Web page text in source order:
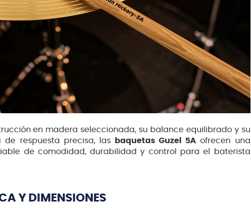
en madera seleccionada, su balance equilibrado y su
respuesta precisa, las
baquetas Guzel 5A ofrecen una
de comodidad, durabilidad y control para el baterista
Y DIMENSIONES